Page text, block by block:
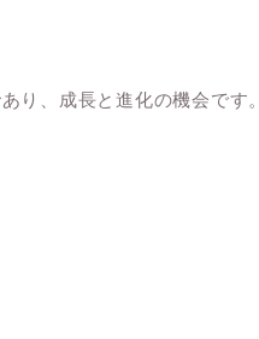
り、成長と進化の機会です。